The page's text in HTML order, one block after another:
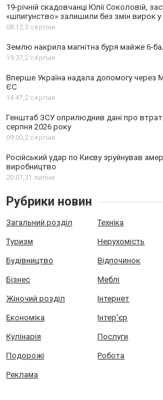
19-річній скадовчанці Юлії Соколовій,
«шпигунство» залишили без змін вирок у
08:12,3 серпня
Землю накрила магнітна буря майже 6-
19:37,2 серпня
Вперше Україна надала допомогу через
ЄС
14:47,2 серпня
Генштаб ЗСУ оприлюднив дані про
серпня 2026 року
09:00,2 серпня
Російський удар по Києву зруйнував
виробництво
20:07,31 липня
Рубрики новин
Загальний розділ Техніка
Туризм Нерухомість
Будівництво Відпочинок
Бізнес Меблі
Жіночий розділ Інтернет
Економіка Інтер'єр
Кулінарія Послуги
Подорожі Робота
Реклама